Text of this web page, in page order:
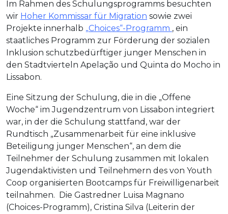
Im Rahmen des Schulungsprogramms besuchten
wir Hoher Kommissar für Migration sowie zwei
Projekte innerhalb „Choices“-Programm , ein
staatliches Programm zur Förderung der sozialen
Inklusion schutzbedürftiger junger Menschen in
den Stadtvierteln Apelação und Quinta do Mocho in
Lissabon.
Eine Sitzung der Schulung, die in die „Offene
Woche“ im Jugendzentrum von Lissabon integriert
war, in der die Schulung stattfand, war der
Rundtisch „Zusammenarbeit für eine inklusive
Beteiligung junger Menschen“, an dem die
Teilnehmer der Schulung zusammen mit lokalen
Jugendaktivisten und Teilnehmern des von Youth
Coop organisierten Bootcamps für Freiwilligenarbeit
teilnahmen. Die Gastredner Luisa Magnano
(Choices-Programm), Cristina Silva (Leiterin der